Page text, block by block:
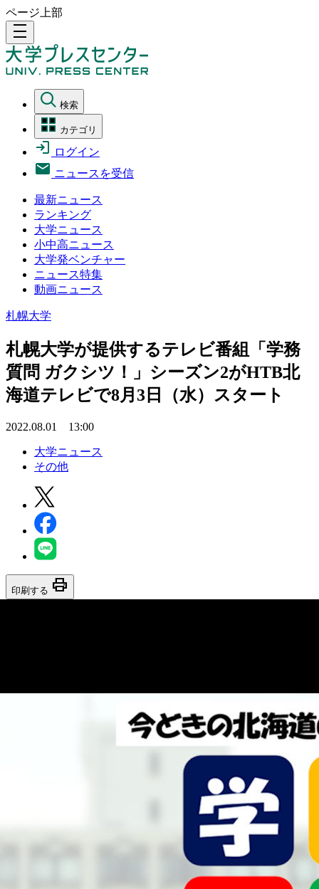
ページ上部
density_medium
検索
カテゴリ
ログイン
ニュースを受信
最新ニュース
ランキング
大学ニュース
小中高ニュース
大学発ベンチャー
ニュース特集
動画ニュース
札幌大学
札幌大学が提供するテレビ番組「学務
質問 ガクシツ！」シーズン2がHTB北
海道テレビで8月3日（水）スタート
2022.08.01 13:00
大学ニュース
その他
印刷する print